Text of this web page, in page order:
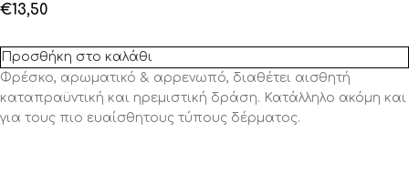
€13,50
Προσθήκη στο καλάθι
Φρέσκο, αρωματικό & αρρενωπό, διαθέτει αισθητή
καταπραϋντική και ηρεμιστική δράση. Κατάλληλο ακόμη και
για τους πιο ευαίσθητους τύπους δέρματος.